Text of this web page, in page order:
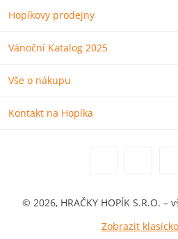
Hopíkovy prodejny
Vánoční Katalog 2025
Vše o nákupu
Kontakt na Hopíka
© 2026, HRAČKY HOPÍK S.R.O.
Zobrazit